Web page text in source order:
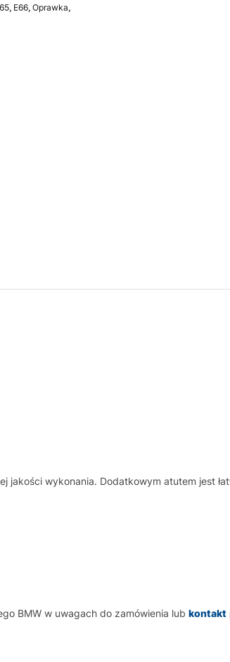
, E66, Oprawka,
wykonania. Dodatkowym atutem jest
BMW w uwagach do zamówienia lub kontakt